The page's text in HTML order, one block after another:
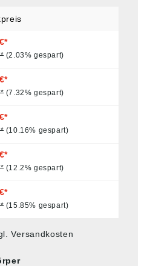
(2.03% gespart)
(7.32% gespart)
(10.16% gespart)
(12.2% gespart)
(15.85% gespart)
Versandkosten